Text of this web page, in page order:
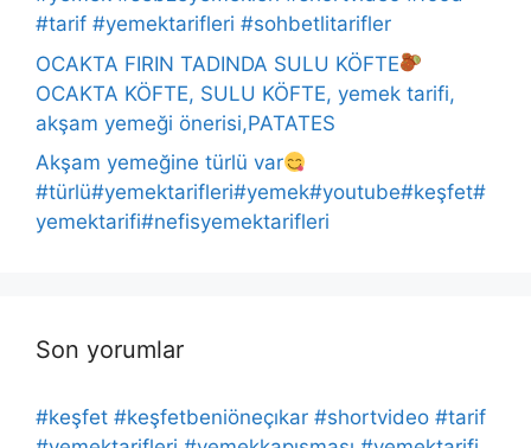
#tarif #yemektarifleri #sohbetlitarifler
OCAKTA FIRIN TADINDA SULU KÖFTE
OCAKTA KÖFTE, SULU KÖFTE, yemek tarifi,
akşam yemeği önerisi,PATATES
Akşam yemeğine türlü var
#türlü#yemektarifleri#yemek#youtube#keşfet#
yemektarifi#nefisyemektarifleri
Son yorumlar
#keşfet #keşfetbeniöneçıkar #shortvideo #tarif